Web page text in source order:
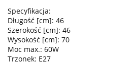
Specyfikacja:
Długość [cm]: 46
Szerokość [cm]: 46
Wysokość [cm]: 70
Moc max.: 60W
Trzonek: E27